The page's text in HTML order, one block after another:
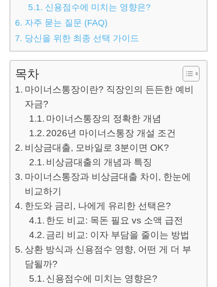
5.1. 신용점수에 미치는 영향은?
6. 자주 묻는 질문 (FAQ)
7. 당신을 위한 최종 선택 가이드
목차
마이너스통장이란? 직장인의 든든한 예비
자금?
마이너스통장의 정확한 개념
2026년 마이너스통장 개설 조건
비상금대출, 모바일로 3분이면 OK?
비상금대출의 개념과 특징
마이너스통장과 비상금대출 차이, 한눈에
비교하기
한도와 금리, 나에게 유리한 선택은?
한도 비교: 목돈 필요 vs 소액 급전
금리 비교: 이자 부담을 줄이는 방법
상환 방식과 신용점수 영향, 어떤 게 더 부
담될까?
신용점수에 미치는 영향은?